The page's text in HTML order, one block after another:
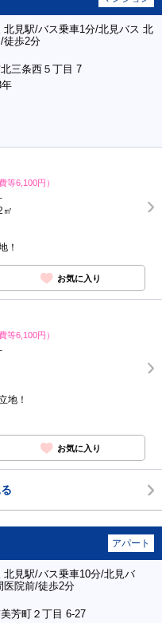
北見駅/バス乗車1分/北見バス 北
徒歩2分
三条西５丁目 7
等6,100円）
㎡
！
お気に入り
等6,100円）
地！
お気に入り
アパート
北見駅/バス乗車10分/北見バ
医院前/徒歩2分
芳町２丁目 6-27